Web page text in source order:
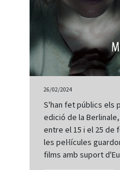
26/02/2024
S'han fet públics els
edició de la
entre el 15 i el 25 de
les pel·lícules
films amb suport